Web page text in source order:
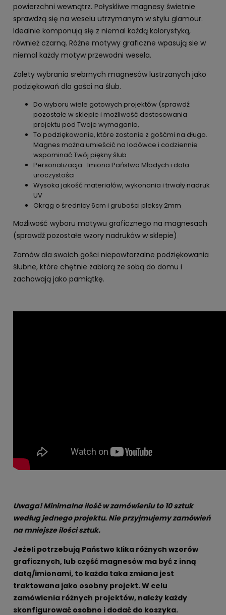
powierzchni wewnątrz. Połyskliwe magnesy świetnie
sprawdzą się na weselu utrzymanym w stylu glamour.
Idealnie komponują się z niemal każdą kolorystyką,
również czarną. Różne motywy graficzne wpasują sie w
niemal każdy motyw przewodni wesela.
Zalety wybrania srebrnych magnesów lustrzanych jako
podziękowań dla gości na ślub.
Do wyboru wiele gotowych projektów (sprawdź
pozostałe w sklepie i możliwość dostosowania
projektu pod Twoje wymagania,
To podziękowanie, które zostanie z gośćmi na długo.
Magnes można umieścić na lodówce i codziennie
wspominać Twój piękny ślub
Personalizacja- Imiona Państwa Młodych i data
uroczystości
Wysoka jakość materiałów, wykonania i trwały nadruk
UV
Okrąg o średnicy 6cm i grubości pleksy 2mm
Możliwość wyboru motywu graficznego na magnesach
(sprawdź pozostałe wzory nadruków w sklepie)
Zamów dla swoich gości niepowtarzalne podziękowania
ślubne, które chętnie zabiorą ze sobą do domu i
zachowają jako pamiątkę.
Uwaga! Minimalna ilość w zamówieniu to 10 sztuk
według jednego projektu. Nie przyjmujemy zamówień
na mniejsze ilości sztuk.
Jeżeli potrzebują Państwo klika różnych wzorów
graficznych, lub część magnesów ma być z inną
datą/imionami, to każda taka zmiana jest
traktowana jako osobny projekt. W celu
zamówienia różnych projektów, należy każdy
skonfigurować osobno i dodać do koszyka.